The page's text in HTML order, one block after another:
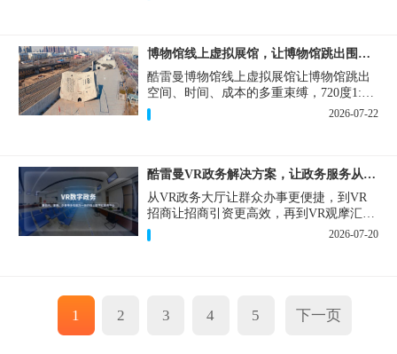
地案例。
博物馆线上虚拟展馆，让博物馆跳出围墙让历史随处可及
酷雷曼博物馆线上虚拟展馆让博物馆跳出
空间、时间、成本的多重束缚，720度1:1
实景复刻的VR数字展厅，已经成为博物馆
数字化刚需新基建。
2026-07-22
酷雷曼VR政务解决方案，让政务服务从“看得见”开始
从VR政务大厅让群众办事更便捷，到VR
招商让招商引资更高效，再到VR观摩汇报
让政务成果更直观，酷雷曼VR政务解决方
案，解锁政务服务新体验，让服务从“看得
2026-07-20
1 2 3 4 5 下一页